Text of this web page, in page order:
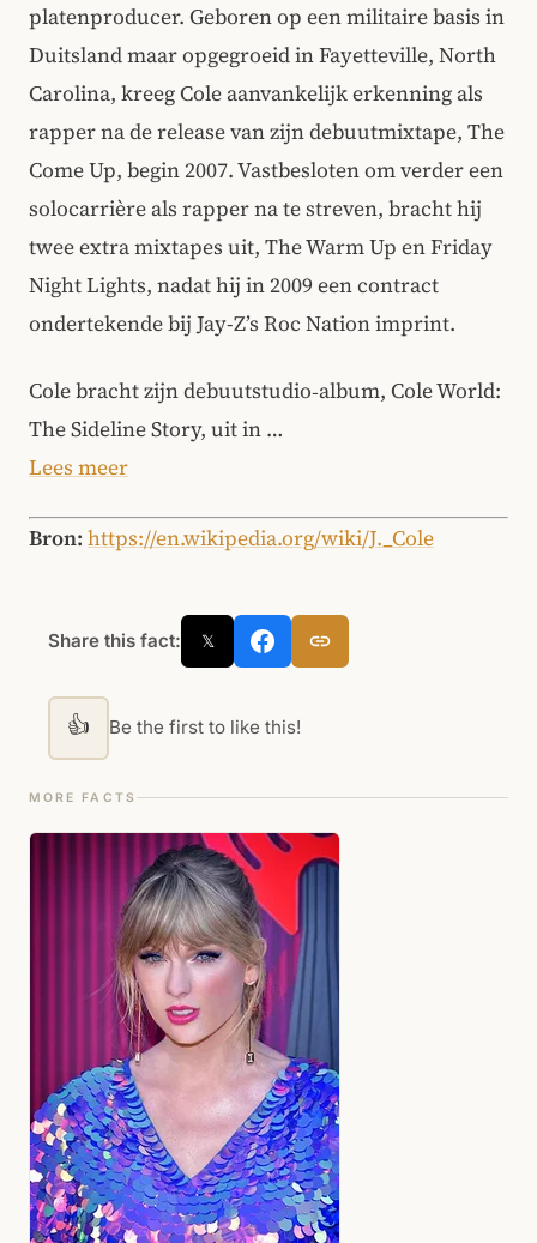
platenproducer. Geboren op een militaire basis in
Duitsland maar opgegroeid in Fayetteville, North
Carolina, kreeg Cole aanvankelijk erkenning als
rapper na de release van zijn debuutmixtape, The
Come Up, begin 2007. Vastbesloten om verder een
solocarrière als rapper na te streven, bracht hij
twee extra mixtapes uit, The Warm Up en Friday
Night Lights, nadat hij in 2009 een contract
ondertekende bij Jay-Z’s Roc Nation imprint.
Cole bracht zijn debuutstudio‑album, Cole World:
The Sideline Story, uit in …
Lees meer
Bron: https://en.wikipedia.org/wiki/J._Cole
Share this fact: 𝕏
👍 Be the first to like this!
MORE FACTS